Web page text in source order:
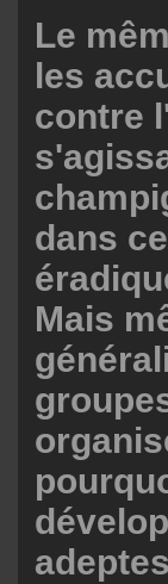
Le
les
contre
dans
Mais